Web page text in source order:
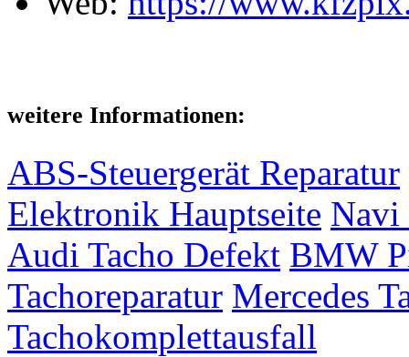
weitere Informationen:
ABS-Steuergerät Reparatur
Elektronik Hauptseite Navi
Audi Tacho Defekt BMW
Tachoreparatur Mercedes
Tachokomplettausfall